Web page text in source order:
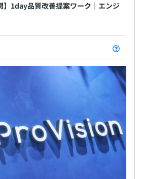
険・厚生年金加入・雇用保険・労災
ありません）
】1day品質改善提案ワーク｜エンジ